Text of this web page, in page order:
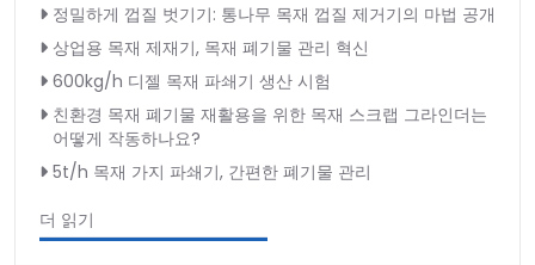
정밀하게 껍질 벗기기: 통나무 목재 껍질 제거기의 마법 공개
상업용 목재 제재기, 목재 폐기물 관리 혁신
600kg/h 디젤 목재 파쇄기 생산 시험
친환경 목재 폐기물 재활용을 위한 목재 스크랩 그라인더는
어떻게 작동하나요?
5t/h 목재 가지 파쇄기, 간편한 폐기물 관리
더 읽기